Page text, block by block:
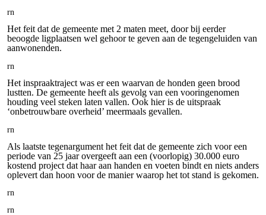
rn
Het feit dat de gemeente met 2 maten meet, door bij eerder
beoogde ligplaatsen wel gehoor te geven aan de tegengeluiden van
aanwonenden.
rn
Het inspraaktraject was er een waarvan de honden geen brood
lustten. De gemeente heeft als gevolg van een vooringenomen
houding veel steken laten vallen. Ook hier is de uitspraak
‘onbetrouwbare overheid’ meermaals gevallen.
rn
Als laatste tegenargument het feit dat de gemeente zich voor een
periode van 25 jaar overgeeft aan een (voorlopig) 30.000 euro
kostend project dat haar aan handen en voeten bindt en niets anders
oplevert dan hoon voor de manier waarop het tot stand is gekomen.
rn
rn